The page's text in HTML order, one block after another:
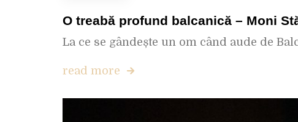
O treabă profund balcanică – Moni
La ce se gândește un om când aude de
read more